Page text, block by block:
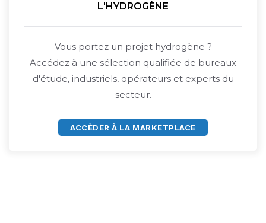
L'HYDROGÈNE
Vous portez un projet hydrogène ?
Accédez à une sélection qualifiée de bureaux
d'étude, industriels, opérateurs et experts du
secteur.
ACCÈDER À LA MARKETPLACE